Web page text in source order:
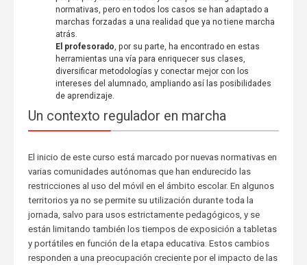
normativas, pero en todos los casos se han adaptado a
marchas forzadas a una realidad que ya no tiene marcha
atrás.
El profesorado, por su parte, ha encontrado en estas
herramientas una vía para enriquecer sus clases,
diversificar metodologías y conectar mejor con los
intereses del alumnado, ampliando así las posibilidades
de aprendizaje.
Un contexto regulador en marcha
El inicio de este curso está marcado por nuevas normativas en
varias comunidades autónomas que han endurecido las
restricciones al uso del móvil en el ámbito escolar. En algunos
territorios ya no se permite su utilización durante toda la
jornada, salvo para usos estrictamente pedagógicos, y se
están limitando también los tiempos de exposición a tabletas
y portátiles en función de la etapa educativa. Estos cambios
responden a una preocupación creciente por el impacto de las